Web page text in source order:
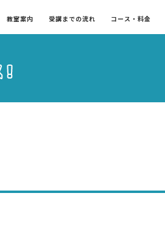
教室案内 受講までの流れ コース・料金